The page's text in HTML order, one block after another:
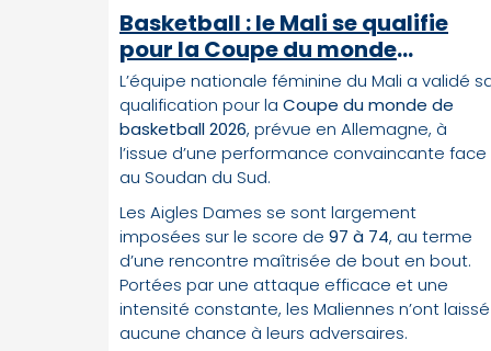
Basketball : le Mali se qualifie
pour la Coupe du monde
féminine 2026 en Allemagne
L’équipe nationale féminine du Mali a validé
qualification pour la Coupe du monde de
basketball 2026, prévue en Allemagne, à
l’issue d’une performance convaincante face
au Soudan du Sud.
Les Aigles Dames se sont largement
imposées sur le score de 97 à 74, au terme
d’une rencontre maîtrisée de bout en bout.
Portées par une attaque efficace et une
intensité constante, les Maliennes n’ont laissé
aucune chance à leurs adversaires.